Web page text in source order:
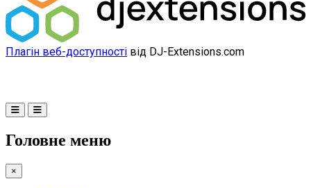
Плагін веб-доступності від DJ-Extensions.com
Головне меню
×